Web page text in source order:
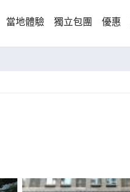
當地體驗 獨立包團 優惠